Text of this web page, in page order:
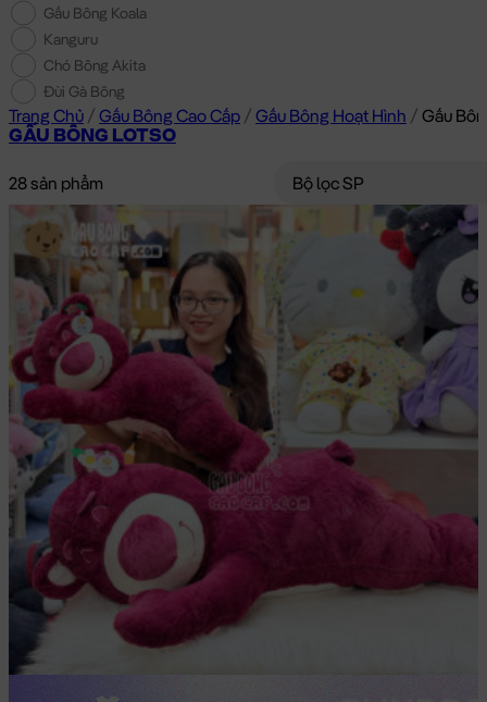
Gấu Bông Koala
Kanguru
Chó Bông Akita
Đùi Gà Bông
Trang Chủ / Gấu Bông Cao Cấp / Gấu Bông Hoạt Hình / Gấu
GẤU BÔNG LOTSO
28 sản phẩm Bộ lọc SP